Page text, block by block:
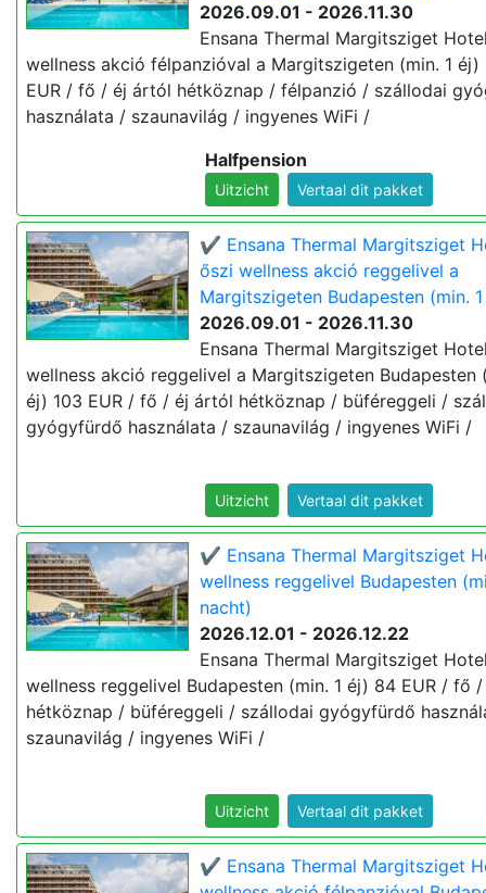
2026.09.01 - 2026.11.30
Ensana Thermal Margitsziget
wellness akció félpanzióval a Margitszigeten (min. 1 éj)
EUR / fő / éj ártól hétköznap / félpanzió / szállodai
használata / szaunavilág / ingyenes WiFi /
Halfpension
Uitzicht Vertaal dit pakket
✔️ Ensana Thermal Margitsziget
őszi wellness akció reggelivel a
Margitszigeten Budapesten (min.
2026.09.01 - 2026.11.30
Ensana Thermal Margitsziget
wellness akció reggelivel a Margitszigeten Budapesten
éj) 103 EUR / fő / éj ártól hétköznap / büféreggeli /
gyógyfürdő használata / szaunavilág / ingyenes WiFi /
Uitzicht Vertaal dit pakket
✔️ Ensana Thermal Margitsziget
wellness reggelivel Budapesten
nacht)
2026.12.01 - 2026.12.22
Ensana Thermal Margitsziget
wellness reggelivel Budapesten (min. 1 éj) 84 EUR / fő
hétköznap / büféreggeli / szállodai gyógyfürdő
szaunavilág / ingyenes WiFi /
Uitzicht Vertaal dit pakket
✔️ Ensana Thermal Margitsziget